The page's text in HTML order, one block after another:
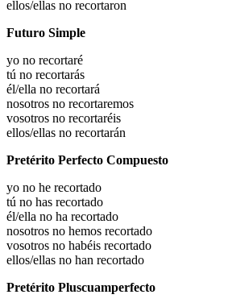
ellos/ellas no recortaron
Futuro Simple
yo no recortaré
tú no recortarás
él/ella no recortará
nosotros no recortaremos
vosotros no recortaréis
ellos/ellas no recortarán
Pretérito Perfecto Compuesto
yo no he recortado
tú no has recortado
él/ella no ha recortado
nosotros no hemos recortado
vosotros no habéis recortado
ellos/ellas no han recortado
Pretérito Pluscuamperfecto